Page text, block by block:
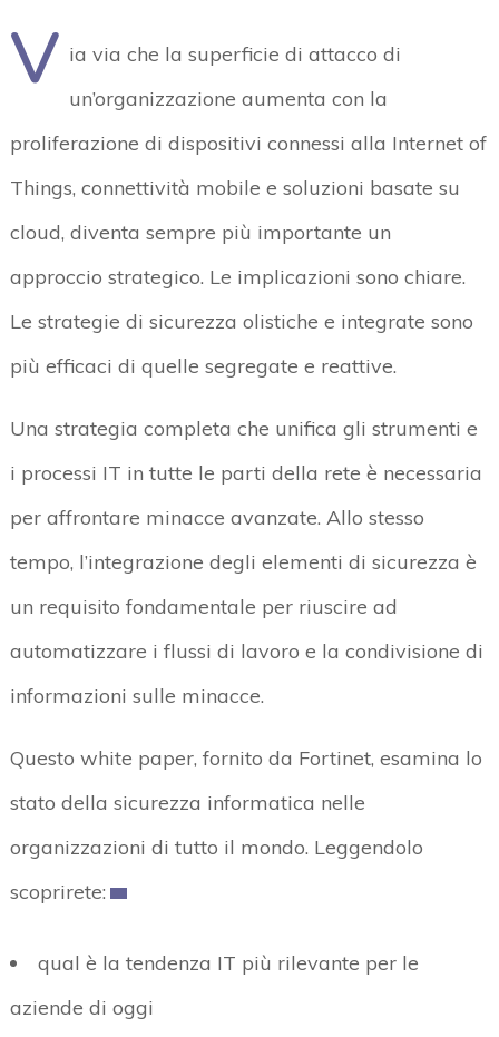
V ia via che la superficie di attacco di
un’organizzazione aumenta con la
proliferazione di dispositivi connessi alla Internet of
Things, connettività mobile e soluzioni basate su
cloud, diventa sempre più importante un
approccio strategico. Le implicazioni sono chiare.
Le strategie di sicurezza olistiche e integrate sono
più efficaci di quelle segregate e reattive.
Una strategia completa che unifica gli strumenti e
i processi IT in tutte le parti della rete è necessaria
per affrontare minacce avanzate. Allo stesso
tempo, l’integrazione degli elementi di sicurezza è
un requisito fondamentale per riuscire ad
automatizzare i flussi di lavoro e la condivisione di
informazioni sulle minacce.
Questo white paper, fornito da Fortinet, esamina lo
stato della sicurezza informatica nelle
organizzazioni di tutto il mondo. Leggendolo
scoprirete:
qual è la tendenza IT più rilevante per le
aziende di oggi